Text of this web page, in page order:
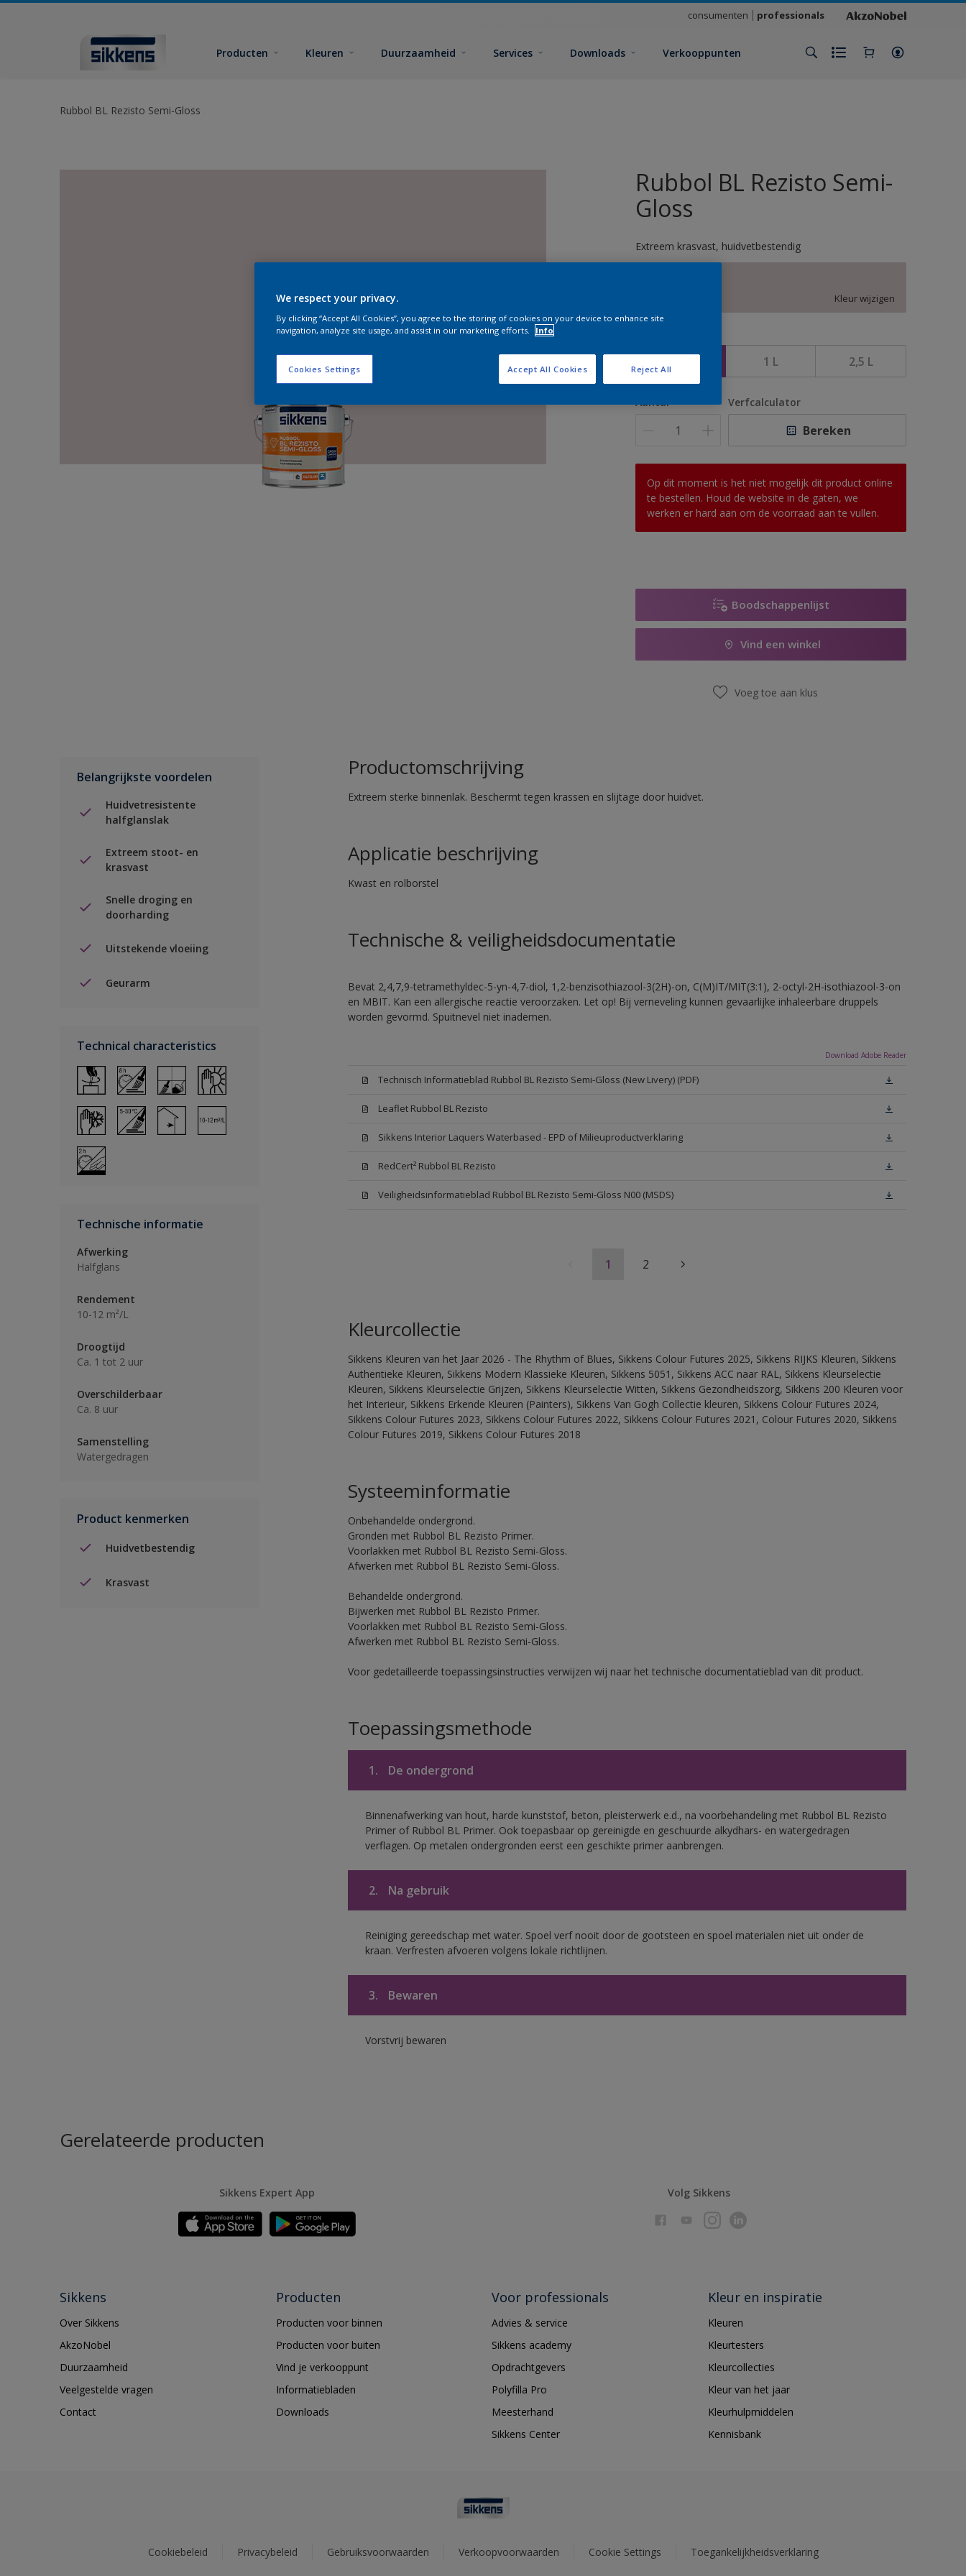
consumenten professionals
Producten Kleuren Duurzaamheid Services Downloads Verkooppunten
Rubbol BL Rezisto Semi-Gloss
Rubbol BL Rezisto Semi-
Gloss
Extreem krasvast, huidvetbestendig
Kleur wijzigen
500 ML 1 L 2,5 L
Aantal Verfcalculator
Bereken
Op dit moment is het niet mogelijk dit product online
te bestellen. Houd de website in de gaten, we
werken er hard aan om de voorraad aan te vullen.
Boodschappenlijst
Vind een winkel
Voeg toe aan klus
Belangrijkste voordelen
Huidvetresistente
halfglanslak
Extreem stoot- en
krasvast
Snelle droging en
doorharding
Uitstekende vloeiing
Geurarm
Technical characteristics
Technische informatie
Afwerking
Halfglans
Rendement
10-12 m²/L
Droogtijd
Ca. 1 tot 2 uur
Overschilderbaar
Ca. 8 uur
Samenstelling
Watergedragen
Product kenmerken
Huidvetbestendig
Krasvast
Productomschrijving
Extreem sterke binnenlak. Beschermt tegen krassen en slijtage door huidvet.
Applicatie beschrijving
Kwast en rolborstel
Technische & veiligheidsdocumentatie
Bevat 2,4,7,9-tetramethyldec-5-yn-4,7-diol, 1,2-benzisothiazool-3(2H)-on, C(M)IT/MIT(3:1), 2-octyl-2H-isothiazool-3-on
en MBIT. Kan een allergische reactie veroorzaken. Let op! Bij verneveling kunnen gevaarlijke inhaleerbare druppels
worden gevormd. Spuitnevel niet inademen.
Download Adobe Reader
Technisch Informatieblad Rubbol BL Rezisto Semi-Gloss (New Livery) (PDF)
Leaflet Rubbol BL Rezisto
Sikkens Interior Laquers Waterbased - EPD of Milieuproductverklaring
RedCert² Rubbol BL Rezisto
Veiligheidsinformatieblad Rubbol BL Rezisto Semi-Gloss N00 (MSDS)
1 2
Kleurcollectie
Sikkens Kleuren van het Jaar 2026 - The Rhythm of Blues, Sikkens Colour Futures 2025, Sikkens RIJKS Kleuren, Sikkens
Authentieke Kleuren, Sikkens Modern Klassieke Kleuren, Sikkens 5051, Sikkens ACC naar RAL, Sikkens Kleurselectie
Kleuren, Sikkens Kleurselectie Grijzen, Sikkens Kleurselectie Witten, Sikkens Gezondheidszorg, Sikkens 200 Kleuren voor
het Interieur, Sikkens Erkende Kleuren (Painters), Sikkens Van Gogh Collectie kleuren, Sikkens Colour Futures 2024,
Sikkens Colour Futures 2023, Sikkens Colour Futures 2022, Sikkens Colour Futures 2021, Colour Futures 2020, Sikkens
Colour Futures 2019, Sikkens Colour Futures 2018
Systeeminformatie
Onbehandelde ondergrond.
Gronden met Rubbol BL Rezisto Primer.
Voorlakken met Rubbol BL Rezisto Semi-Gloss.
Afwerken met Rubbol BL Rezisto Semi-Gloss.
Behandelde ondergrond.
Bijwerken met Rubbol BL Rezisto Primer.
Voorlakken met Rubbol BL Rezisto Semi-Gloss.
Afwerken met Rubbol BL Rezisto Semi-Gloss.
Voor gedetailleerde toepassingsinstructies verwijzen wij naar het technische documentatieblad van dit product.
Toepassingsmethode
1. De ondergrond
Binnenafwerking van hout, harde kunststof, beton, pleisterwerk e.d., na voorbehandeling met Rubbol BL Rezisto
Primer of Rubbol BL Primer. Ook toepasbaar op gereinigde en geschuurde alkydhars- en watergedragen
verflagen. Op metalen ondergronden eerst een geschikte primer aanbrengen.
2. Na gebruik
Reiniging gereedschap met water. Spoel verf nooit door de gootsteen en spoel materialen niet uit onder de
kraan. Verfresten afvoeren volgens lokale richtlijnen.
3. Bewaren
Vorstvrij bewaren
Gerelateerde producten
Sikkens Expert App Volg Sikkens
Sikkens
Over Sikkens
AkzoNobel
Duurzaamheid
Veelgestelde vragen
Contact
Producten
Producten voor binnen
Producten voor buiten
Vind je verkooppunt
Informatiebladen
Downloads
Voor professionals
Advies & service
Sikkens academy
Opdrachtgevers
Polyfilla Pro
Meesterhand
Sikkens Center
Kleur en inspiratie
Kleuren
Kleurtesters
Kleurcollecties
Kleur van het jaar
Kleurhulpmiddelen
Kennisbank
Cookiebeleid Privacybeleid Gebruiksvoorwaarden Verkoopvoorwaarden Cookie Settings Toegankelijkheidsverklaring
We respect your privacy.
By clicking “Accept All Cookies”, you agree to the storing of cookies on your device to enhance site
navigation, analyze site usage, and assist in our marketing efforts.
Info
Cookies Settings Reject All
Accept All Cookies